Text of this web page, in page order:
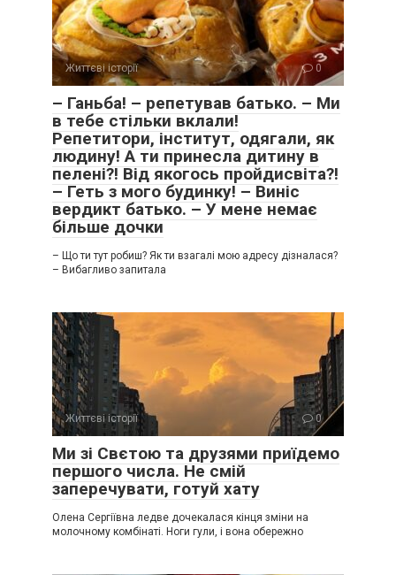
Життєві історії 0
– Ганьба! – репетував батько. – Ми
в тебе стільки вклали!
Репетитори, інститут, одягали, як
людину! А ти принесла дитину в
пелені?! Від якогось пройдисвіта?!
– Геть з мого будинку! – Виніс
вердикт батько. – У мене немає
більше дочки
– Що ти тут робиш? Як ти взагалі мою адресу дізналася?
– Вибагливо запитала
Життєві історії 0
Ми зі Свєтою та друзями приїдемо
першого числа. Не смій
заперечувати, готуй хату
Олена Сергіївна ледве дочекалася кінця зміни на
молочному комбінаті. Ноги гули, і вона обережно